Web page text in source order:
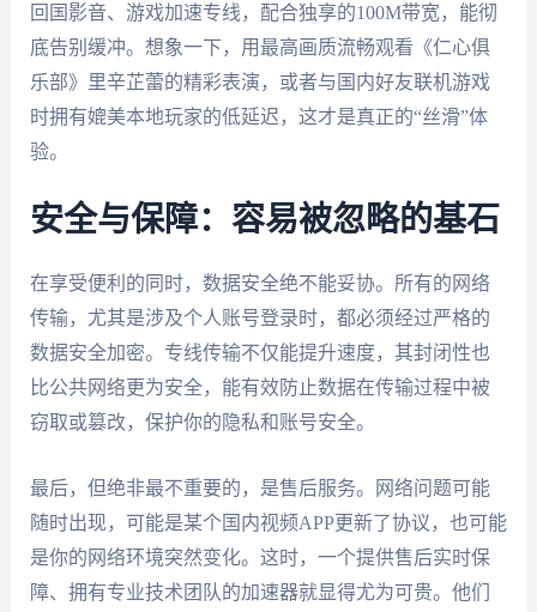
回国影音、游戏加速专线，配合独享的100M带宽，能彻
底告别缓冲。想象一下，用最高画质流畅观看《仁心俱
乐部》里辛芷蕾的精彩表演，或者与国内好友联机游戏
时拥有媲美本地玩家的低延迟，这才是真正的“丝滑”体
验。
安全与保障：容易被忽略的基石
在享受便利的同时，数据安全绝不能妥协。所有的网络
传输，尤其是涉及个人账号登录时，都必须经过严格的
数据安全加密。专线传输不仅能提升速度，其封闭性也
比公共网络更为安全，能有效防止数据在传输过程中被
窃取或篡改，保护你的隐私和账号安全。
最后，但绝非最不重要的，是售后服务。网络问题可能
随时出现，可能是某个国内视频APP更新了协议，也可能
是你的网络环境突然变化。这时，一个提供售后实时保
障、拥有专业技术团队的加速器就显得尤为可贵。他们